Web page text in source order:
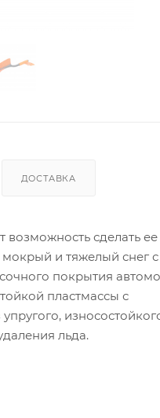
ДОСТАВКА
сделать ее
и тяжелый снег с
покрытия
пластмассы с
льда.